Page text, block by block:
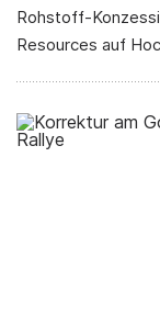
Rohstoff-
Resources auf